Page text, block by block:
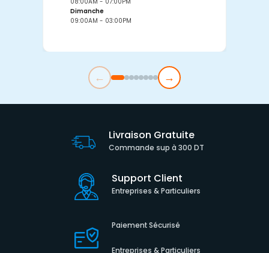
Dimanche
09:00AM - 03:00PM
← →
Livraison Gratuite
Commande sup à 300 DT
Support Client
Entreprises & Particuliers
Paiement Sécurisé
Entreprises & Particuliers